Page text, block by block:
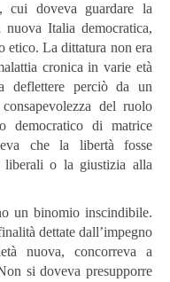
cui doveva guardare la
nuova Italia democratica,
etico. La dittatura non era
cronica in varie età
deflettere perciò da un
del ruolo
democratico di matrice
che la libertà fosse
liberali o la giustizia alla
un binomio inscindibile.
dettate dall’impegno
nuova, concorreva a
si doveva presupporre